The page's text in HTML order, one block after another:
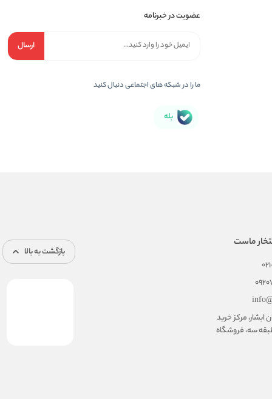
عضویت در خبرنامه
ارسال
ما را در شبکه های اجتماعی دنبال کنید
بله
ماست
مرکز خرید
سه، فروشگاه
بازگشت به بالا